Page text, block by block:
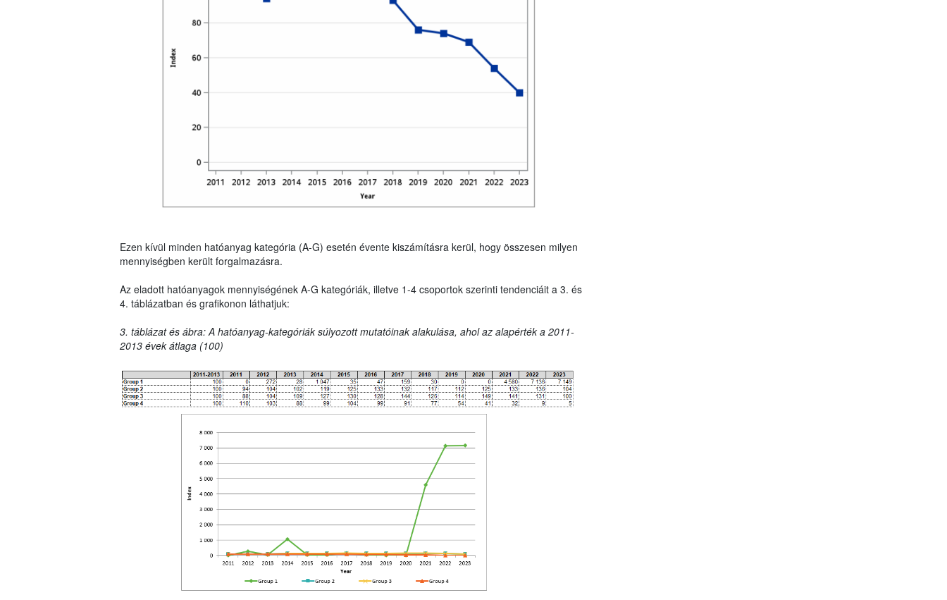
Ezen kívül minden hatóanyag kategória (A-G) esetén évente kiszámításra kerül, hogy összesen milyen
mennyiségben került forgalmazásra.
Az eladott hatóanyagok mennyiségének A-G kategóriák, illetve 1-4 csoportok szerinti tendenciáit a 3. és
4. táblázatban és grafikonon láthatjuk:
3. táblázat és ábra: A hatóanyag-kategóriák súlyozott mutatóinak alakulása, ahol az alapérték a 2011-
2013 évek átlaga (100)